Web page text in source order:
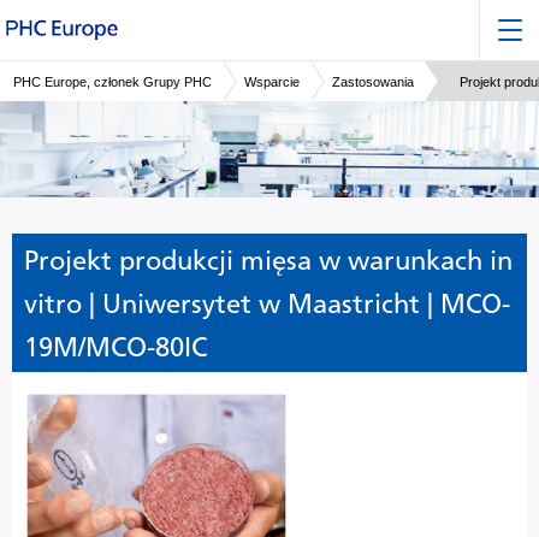
PHC Europe, członek Grupy PHC Wsparcie Zastosowania Projekt
Projekt produkcji mięsa w warunkach in
vitro | Uniwersytet w Maastricht | MCO-
19M/MCO-80IC